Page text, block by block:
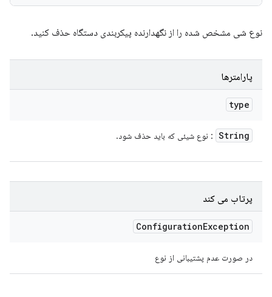
نوع شی مشخص شده را از نگهدارنده پیکربندی دستگاه حذف کنید.
پارامترها
type
String : نوع شیئی که باید حذف شود.
پرتاب می کند
ConfigurationException
در صورت عدم پشتیبانی از نوع